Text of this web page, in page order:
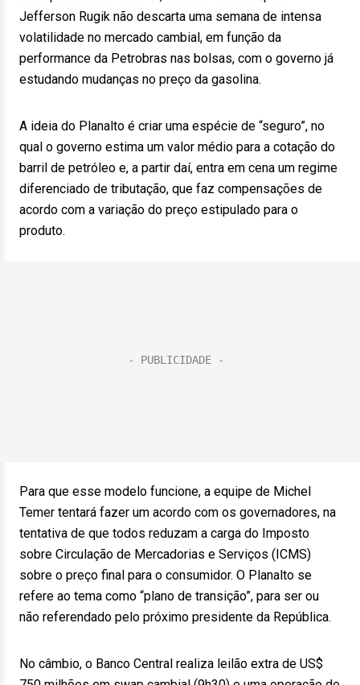
Jefferson Rugik não descarta uma semana de intensa
volatilidade no mercado cambial, em função da
performance da Petrobras nas bolsas, com o governo já
estudando mudanças no preço da gasolina.
A ideia do Planalto é criar uma espécie de “seguro”, no
qual o governo estima um valor médio para a cotação do
barril de petróleo e, a partir daí, entra em cena um regime
diferenciado de tributação, que faz compensações de
acordo com a variação do preço estipulado para o
produto.
Para que esse modelo funcione, a equipe de Michel
Temer tentará fazer um acordo com os governadores, na
tentativa de que todos reduzam a carga do Imposto
sobre Circulação de Mercadorias e Serviços (ICMS)
sobre o preço final para o consumidor. O Planalto se
refere ao tema como “plano de transição”, para ser ou
não referendado pelo próximo presidente da República.
No câmbio, o Banco Central realiza leilão extra de US$